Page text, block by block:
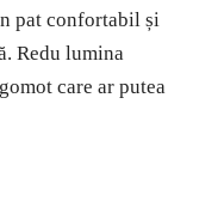
pat confortabil și
Redu lumina
care ar putea